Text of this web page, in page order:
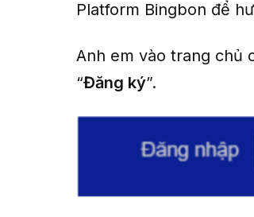
Platform Bingbon để
Anh em vào trang chủ
“Đăng ký”.